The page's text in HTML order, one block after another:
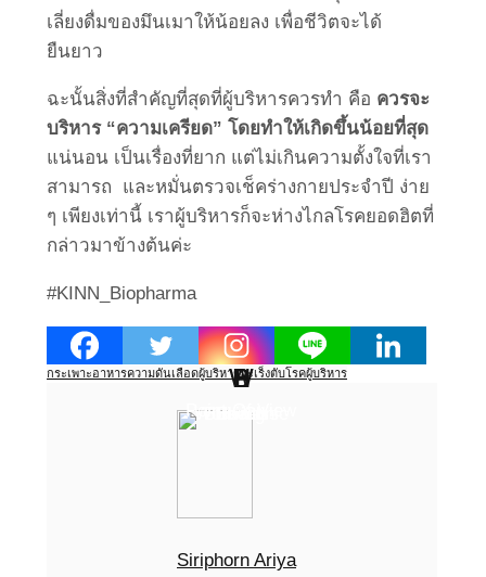
เลี่ยงดื่มของมึนเมาให้น้อยลง เพื่อชีวิตจะได้
ยืนยาว
ฉะนั้นสิ่งที่สำคัญที่สุดที่ผู้บริหารควรทำ คือ ควรจะ
บริหาร “ความเครียด” โดยทำให้เกิดขึ้นน้อยที่สุด
แน่นอน เป็นเรื่องที่ยาก แต่ไม่เกินความตั้งใจที่เรา
สามารถ และหมั่นตรวจเช็คร่างกายประจำปี ง่าย
ๆ เพียงเท่านี้ เราผู้บริหารก็จะห่างไกลโรคยอดฮิตที่
กล่าวมาข้างต้นค่ะ
#KINN_Biopharma
กระเพาะอาหารความดันเลือดผู้บริหารมะเร็งตับโรคผู้บริหาร
Siriphorn Ariya
H
Health
B
Business
S
Social
L
Living
P
Point Of View
W
Work Clinic